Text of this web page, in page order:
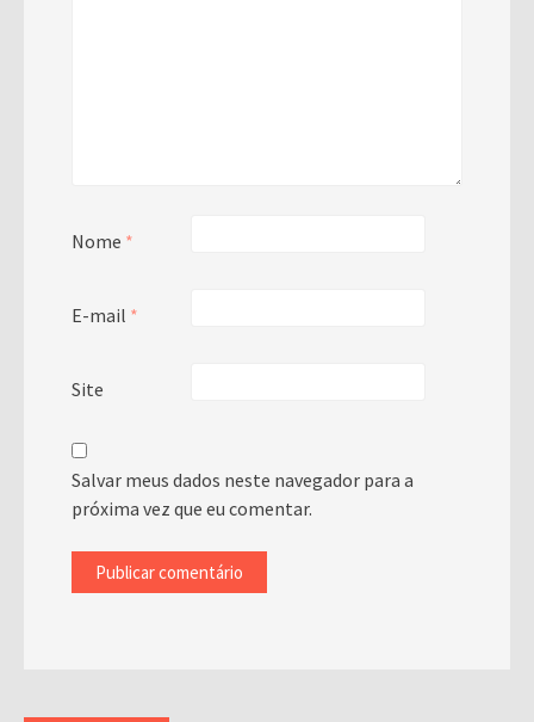
Nome *
E-mail *
Site
Salvar meus dados neste navegador para a
próxima vez que eu comentar.